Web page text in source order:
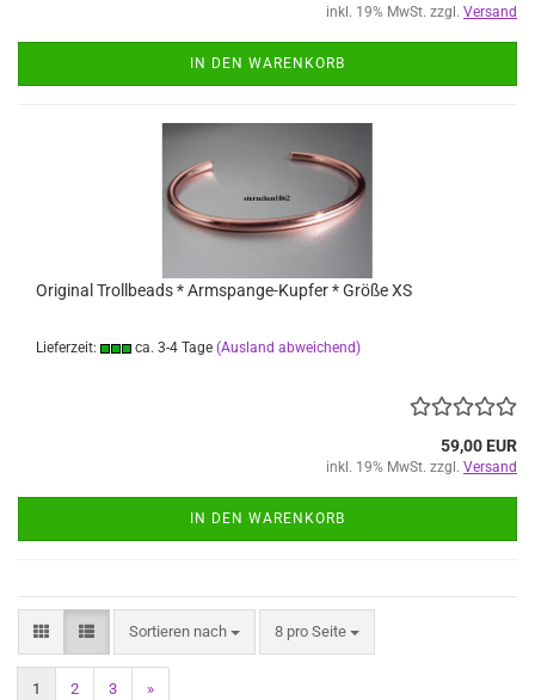
inkl. 19% MwSt. zzgl. Versand
IN DEN WARENKORB
Original Trollbeads * Armspange-Kupfer * Größe XS
Lieferzeit: ca. 3-4 Tage (Ausland abweichend)
59,00 EUR
inkl. 19% MwSt. zzgl. Versand
IN DEN WARENKORB
Sortieren nach
Sortieren nach 8 pro Seite
pro Seite
1 2 3 »